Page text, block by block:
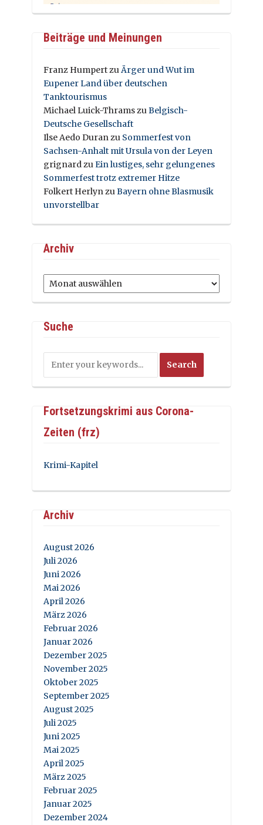
Beiträge und Meinungen
Franz HumpertzuÄrger und Wut im
Eupener Land über deutschen
Tanktourismus
Michael Luick-ThramszuBelgisch-
Deutsche Gesellschaft
Ilse Aedo Duranzu Sommerfest von
Sachsen-Anhalt mit Ursula von der Leyen
grignardzuEin lustiges, sehr gelungenes
Sommerfest trotz extremer Hitze
Folkert HerlynzuBayern ohne Blasmusik
unvorstellbar
Archiv
Archiv
Suche
Fortsetzungskrimi aus Corona-
Zeiten (frz)
Krimi-Kapitel
Archiv
August 2026
Juli 2026
Juni 2026
Mai 2026
April 2026
März 2026
Februar 2026
Januar 2026
Dezember 2025
November 2025
Oktober 2025
September 2025
August 2025
Juli 2025
Juni 2025
Mai 2025
April 2025
März 2025
Februar 2025
Januar 2025
Dezember 2024